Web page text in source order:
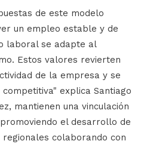
de este modelo
un empleo estable y de
laboral se adapte al
Estos valores revierten
de la empresa y se
explica Santiago
mantienen una vinculación
el desarrollo de
colaborando con